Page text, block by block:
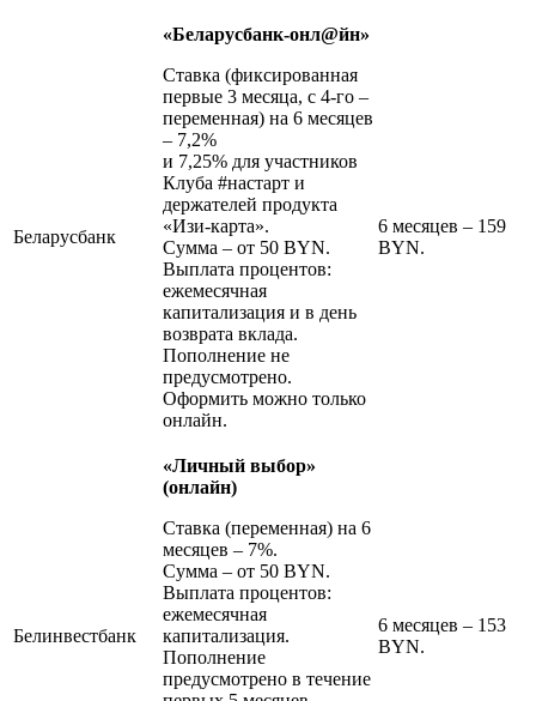
Беларусбанк
«Беларусбанк-онл@йн»
Ставка (фиксированная
первые 3 месяца, с 4-го –
переменная) на 6 месяцев
– 7,2%
и 7,25% для участников
Клуба #настарт и
держателей продукта
«Изи-карта».
Сумма – от 50 BYN.
Выплата процентов:
ежемесячная
капитализация и в день
возврата вклада.
Пополнение не
предусмотрено.
Оформить можно только
онлайн.
6 месяцев – 159
BYN.
Белинвестбанк
«Личный выбор»
(онлайн)
Ставка (переменная) на 6
месяцев – 7%.
Сумма – от 50 BYN.
Выплата процентов:
ежемесячная
капитализация.
Пополнение
предусмотрено в течение
6 месяцев – 153
BYN.